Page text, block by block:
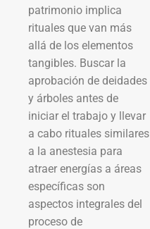
patrimonio implica
rituales que van más
allá de los elementos
tangibles. Buscar la
aprobación de deidades
y árboles antes de
iniciar el trabajo y llevar
a cabo rituales similares
a la anestesia para
atraer energías a áreas
específicas son
aspectos integrales del
proceso de